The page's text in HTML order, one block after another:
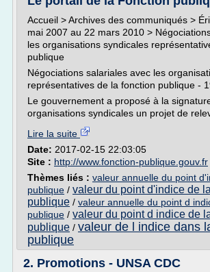
Accueil > Archives des communiqués >
mai 2007 au 22 mars 2010 >
les organisations syndicales
publique
Négociations salariales avec les
représentatives de la fonction publique -
Le gouvernement a proposé à la
organisations syndicales un projet de
Lire la suite
Date: 2017-02-15 22:03:05
Site : http://www.fonction-publique.gouv.fr
Thèmes liés : valeur annuelle du point
publique / valeur du point d'indice de
publique / valeur annuelle du point d
publique / valeur du point d indice de
publique / valeur de l indice dans
publique
2. Promotions - UNSA CDC